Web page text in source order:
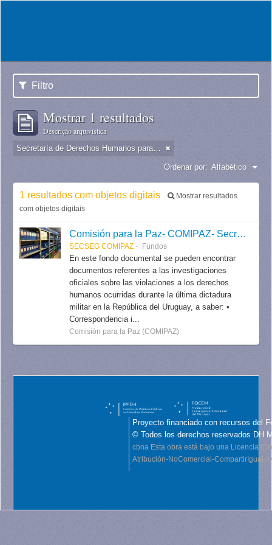
Filtro
Mostrar 1 resultados
Descrição arquivística
Secretaría de Derechos Humanos para el Pasado Reciente
Ordenar por: Alfabético
1 resultados com objetos digitais
Mostrar resultados
com objetos digitais
Comisión para la Paz- COMIPAZ- Secretaría de Seguimiento / Secretaría de Derechos Humanos para el Pasado Reciente.
SECSEG COMIPAZ Fundos
En este fondo documental se pueden encontrar
documentos referentes a las investigaciones
oficiales sobre las violaciones a los derechos
humanos ocurridas durante la última dictadura
militar en la República del Uruguay, a saber: •
Correspondencia i...
Comisión para la Paz (COMIPAZ)
Proyecto financiado con recursos del
© Todos los derechos reservados DH
cbna Esta obra está bajo una Licencia
Atribución-NoComercial-CompartirIgual